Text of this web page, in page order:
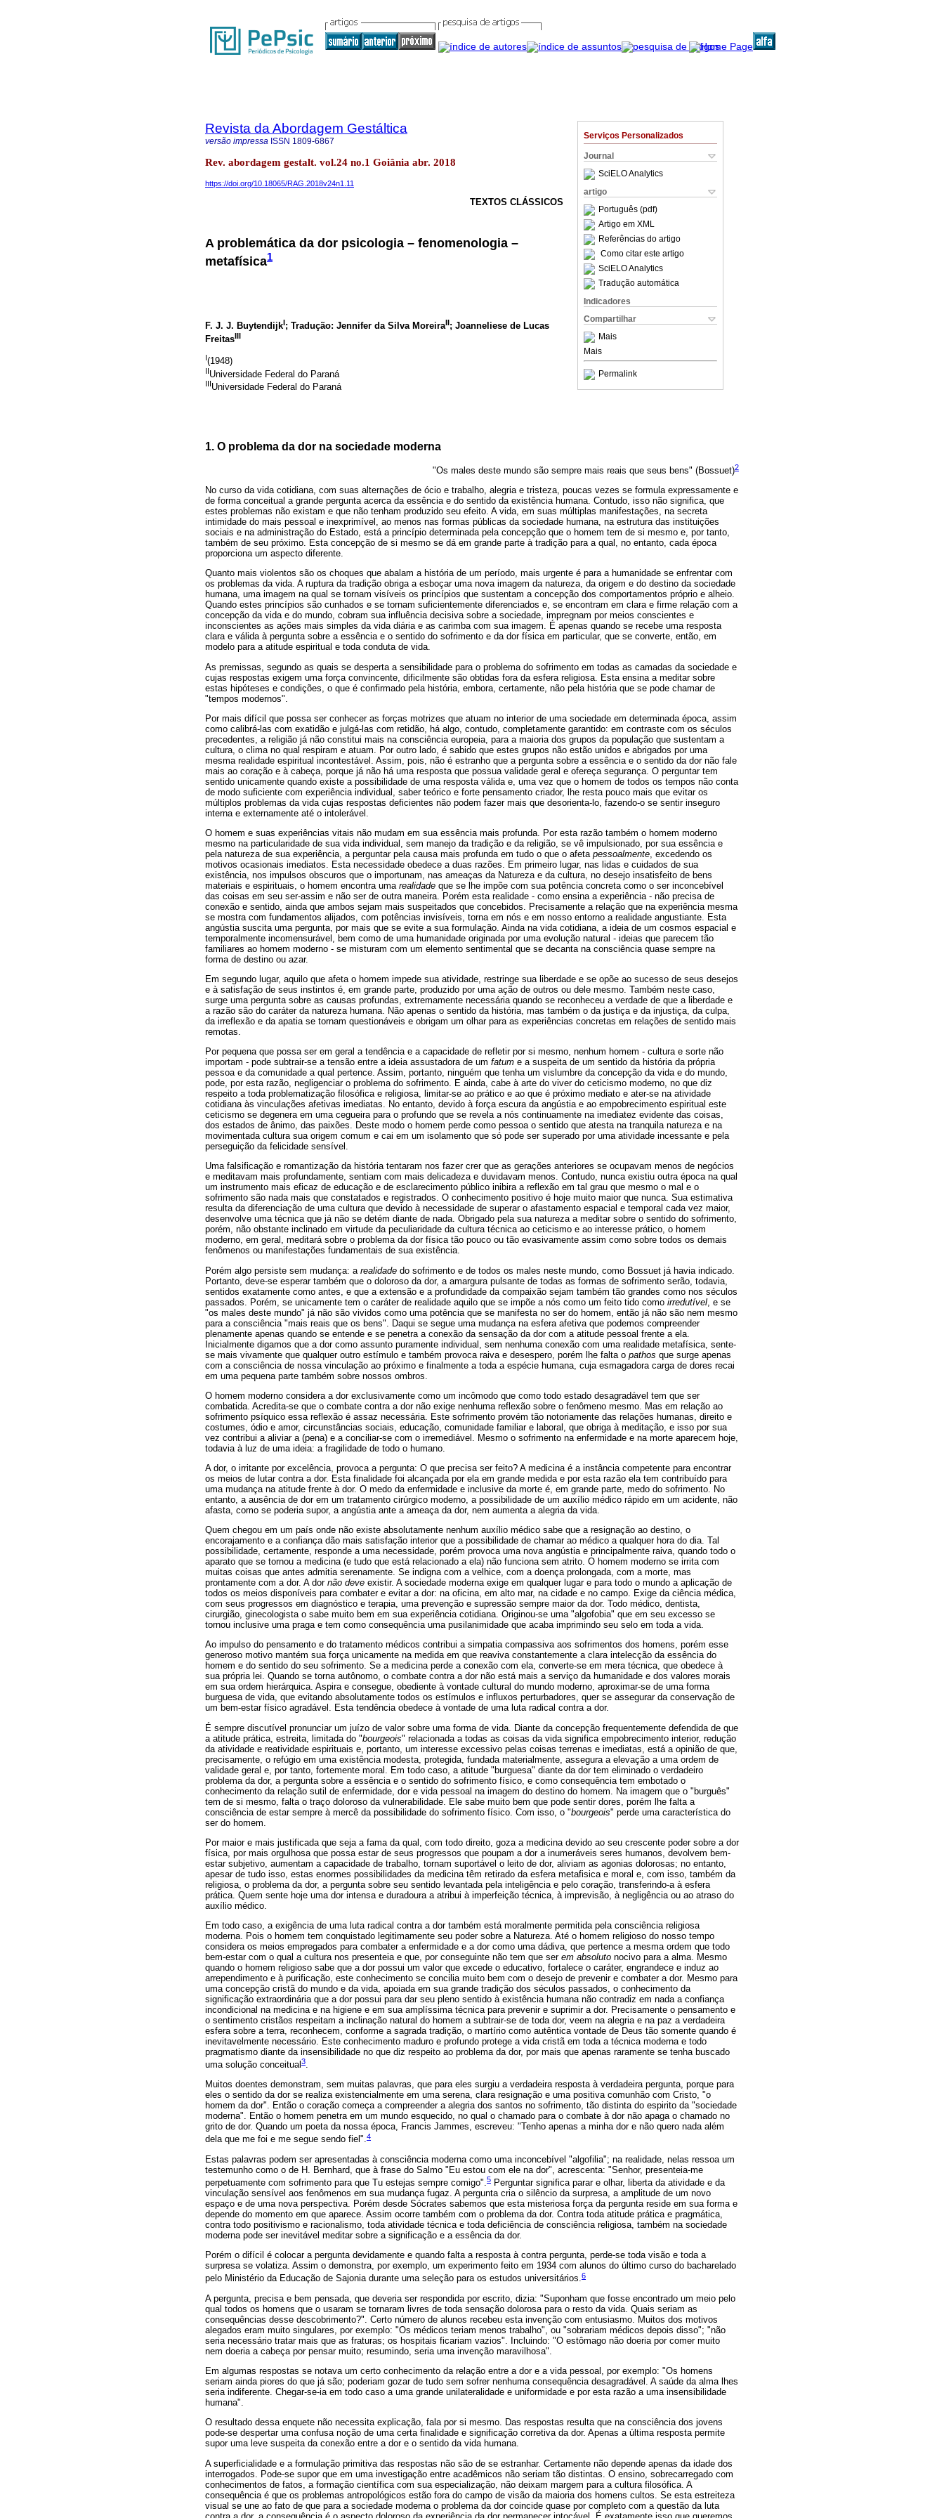
Serviços Personalizados
Journal
SciELO Analytics
artigo
Português (pdf)
Artigo em XML
Referências do artigo
Como citar este artigo
SciELO Analytics
Tradução automática
Indicadores
Compartilhar
Mais
Mais
Permalink
Revista da Abordagem Gestáltica
versão impressa ISSN 1809-6867
Rev. abordagem gestalt. vol.24 no.1 Goiânia abr. 2018
https://doi.org/10.18065/RAG.2018v24n1.11
TEXTOS CLÁSSICOS
A problemática da dor psicologia – fenomenologia –
metafísica1
F. J. J. BuytendijkI; Tradução: Jennifer da Silva MoreiraII; Joanneliese de Lucas
FreitasIII
I(1948)
IIUniversidade Federal do Paraná
IIIUniversidade Federal do Paraná
1. O problema da dor na sociedade moderna
"Os males deste mundo são sempre mais reais que seus bens" (Bossuet)2
No curso da vida cotidiana, com suas alternações de ócio e trabalho, alegria e tristeza, poucas vezes se formula expressamente e
de forma conceitual a grande pergunta acerca da essência e do sentido da existência humana. Contudo, isso não significa, que
estes problemas não existam e que não tenham produzido seu efeito. A vida, em suas múltiplas manifestações, na secreta
intimidade do mais pessoal e inexprimível, ao menos nas formas públicas da sociedade humana, na estrutura das instituições
sociais e na administração do Estado, está a princípio determinada pela concepção que o homem tem de si mesmo e, por tanto,
também de seu próximo. Esta concepção de si mesmo se dá em grande parte à tradição para a qual, no entanto, cada época
proporciona um aspecto diferente.
Quanto mais violentos são os choques que abalam a história de um período, mais urgente é para a humanidade se enfrentar com
os problemas da vida. A ruptura da tradição obriga a esboçar uma nova imagem da natureza, da origem e do destino da sociedade
humana, uma imagem na qual se tornam visíveis os princípios que sustentam a concepção dos comportamentos próprio e alheio.
Quando estes princípios são cunhados e se tornam suficientemente diferenciados e, se encontram em clara e firme relação com a
concepção da vida e do mundo, cobram sua influência decisiva sobre a sociedade, impregnam por meios conscientes e
inconscientes as ações mais simples da vida diária e as carimba com sua imagem. É apenas quando se recebe uma resposta
clara e válida à pergunta sobre a essência e o sentido do sofrimento e da dor física em particular, que se converte, então, em
modelo para a atitude espiritual e toda conduta de vida.
As premissas, segundo as quais se desperta a sensibilidade para o problema do sofrimento em todas as camadas da sociedade e
cujas respostas exigem uma força convincente, dificilmente são obtidas fora da esfera religiosa. Esta ensina a meditar sobre
estas hipóteses e condições, o que é confirmado pela história, embora, certamente, não pela história que se pode chamar de
"tempos modernos".
Por mais difícil que possa ser conhecer as forças motrizes que atuam no interior de uma sociedade em determinada época, assim
como calibrá-las com exatidão e julgá-las com retidão, há algo, contudo, completamente garantido: em contraste com os séculos
precedentes, a religião já não constitui mais na consciência europeia, para a maioria dos grupos da população que sustentam a
cultura, o clima no qual respiram e atuam. Por outro lado, é sabido que estes grupos não estão unidos e abrigados por uma
mesma realidade espiritual incontestável. Assim, pois, não é estranho que a pergunta sobre a essência e o sentido da dor não fale
mais ao coração e à cabeça, porque já não há uma resposta que possua validade geral e ofereça segurança. O perguntar tem
sentido unicamente quando existe a possibilidade de uma resposta válida e, uma vez que o homem de todos os tempos não conta
de modo suficiente com experiência individual, saber teórico e forte pensamento criador, lhe resta pouco mais que evitar os
múltiplos problemas da vida cujas respostas deficientes não podem fazer mais que desorienta-lo, fazendo-o se sentir inseguro
interna e externamente até o intolerável.
O homem e suas experiências vitais não mudam em sua essência mais profunda. Por esta razão também o homem moderno
mesmo na particularidade de sua vida individual, sem manejo da tradição e da religião, se vê impulsionado, por sua essência e
pela natureza de sua experiência, a perguntar pela causa mais profunda em tudo o que o afeta pessoalmente , excedendo os
motivos ocasionais imediatos. Esta necessidade obedece a duas razões. Em primeiro lugar, nas lidas e cuidados de sua
existência, nos impulsos obscuros que o importunam, nas ameaças da Natureza e da cultura, no desejo insatisfeito de bens
materiais e espirituais, o homem encontra uma realidade que se lhe impõe com sua potência concreta como o ser inconcebível
das coisas em seu ser-assim e não ser de outra maneira. Porém esta realidade - como ensina a experiência - não precisa de
conexão e sentido, ainda que ambos sejam mais suspeitados que concebidos. Precisamente a relação que na experiência mesma
se mostra com fundamentos alijados, com potências invisíveis, torna em nós e em nosso entorno a realidade angustiante. Esta
angústia suscita uma pergunta, por mais que se evite a sua formulação. Ainda na vida cotidiana, a ideia de um cosmos espacial e
temporalmente incomensurável, bem como de uma humanidade originada por uma evolução natural - ideias que parecem tão
familiares ao homem moderno - se misturam com um elemento sentimental que se decanta na consciência quase sempre na
forma de destino ou azar.
Em segundo lugar, aquilo que afeta o homem impede sua atividade, restringe sua liberdade e se opõe ao sucesso de seus desejos
e à satisfação de seus instintos é, em grande parte, produzido por uma ação de outros ou dele mesmo. Também neste caso,
surge uma pergunta sobre as causas profundas, extremamente necessária quando se reconheceu a verdade de que a liberdade e
a razão são do caráter da natureza humana. Não apenas o sentido da história, mas também o da justiça e da injustiça, da culpa,
da irreflexão e da apatia se tornam questionáveis e obrigam um olhar para as experiências concretas em relações de sentido mais
remotas.
Por pequena que possa ser em geral a tendência e a capacidade de refletir por si mesmo, nenhum homem - cultura e sorte não
importam - pode subtrair-se a tensão entre a ideia assustadora de um fatum e a suspeita de um sentido da história da própria
pessoa e da comunidade a qual pertence. Assim, portanto, ninguém que tenha um vislumbre da concepção da vida e do mundo,
pode, por esta razão, negligenciar o problema do sofrimento. E ainda, cabe à arte do viver do ceticismo moderno, no que diz
respeito a toda problematização filosófica e religiosa, limitar-se ao prático e ao que é próximo mediato e ater-se na atividade
cotidiana às vinculações afetivas imediatas. No entanto, devido à força escura da angústia e ao empobrecimento espiritual este
ceticismo se degenera em uma cegueira para o profundo que se revela a nós continuamente na imediatez evidente das coisas,
dos estados de ânimo, das paixões. Deste modo o homem perde como pessoa o sentido que atesta na tranquila natureza e na
movimentada cultura sua origem comum e cai em um isolamento que só pode ser superado por uma atividade incessante e pela
perseguição da felicidade sensível.
Uma falsificação e romantização da história tentaram nos fazer crer que as gerações anteriores se ocupavam menos de negócios
e meditavam mais profundamente, sentiam com mais delicadeza e duvidavam menos. Contudo, nunca existiu outra época na qual
um instrumento mais eficaz de educação e de esclarecimento público inibira a reflexão em tal grau que mesmo o mal e o
sofrimento são nada mais que constatados e registrados. O conhecimento positivo é hoje muito maior que nunca. Sua estimativa
resulta da diferenciação de uma cultura que devido à necessidade de superar o afastamento espacial e temporal cada vez maior,
desenvolve uma técnica que já não se detém diante de nada. Obrigado pela sua natureza a meditar sobre o sentido do sofrimento,
porém, não obstante inclinado em virtude da peculiaridade da cultura técnica ao ceticismo e ao interesse prático, o homem
moderno, em geral, meditará sobre o problema da dor física tão pouco ou tão evasivamente assim como sobre todos os demais
fenômenos ou manifestações fundamentais de sua existência.
Porém algo persiste sem mudança: a realidade do sofrimento e de todos os males neste mundo, como Bossuet já havia indicado.
Portanto, deve-se esperar também que o doloroso da dor, a amargura pulsante de todas as formas de sofrimento serão, todavia,
sentidos exatamente como antes, e que a extensão e a profundidade da compaixão sejam também tão grandes como nos séculos
passados. Porém, se unicamente tem o caráter de realidade aquilo que se impõe a nós como um feito tido como irredutível , e se
"os males deste mundo" já não são vividos como uma potência que se manifesta no ser do homem, então já não são nem mesmo
para a consciência "mais reais que os bens". Daqui se segue uma mudança na esfera afetiva que podemos compreender
plenamente apenas quando se entende e se penetra a conexão da sensação da dor com a atitude pessoal frente a ela.
Inicialmente digamos que a dor como assunto puramente individual, sem nenhuma conexão com uma realidade metafísica, sente-
se mais vivamente que qualquer outro estímulo e também provoca raiva e desespero, porém lhe falta o pathos que surge apenas
com a consciência de nossa vinculação ao próximo e finalmente a toda a espécie humana, cuja esmagadora carga de dores recai
em uma pequena parte também sobre nossos ombros.
O homem moderno considera a dor exclusivamente como um incômodo que como todo estado desagradável tem que ser
combatida. Acredita-se que o combate contra a dor não exige nenhuma reflexão sobre o fenômeno mesmo. Mas em relação ao
sofrimento psíquico essa reflexão é assaz necessária. Este sofrimento provém tão notoriamente das relações humanas, direito e
costumes, ódio e amor, circunstâncias sociais, educação, comunidade familiar e laboral, que obriga à meditação, e isso por sua
vez contribui a aliviar a (pena) e a conciliar-se com o irremediável. Mesmo o sofrimento na enfermidade e na morte aparecem hoje,
todavia à luz de uma ideia: a fragilidade de todo o humano.
A dor, o irritante por excelência, provoca a pergunta: O que precisa ser feito? A medicina é a instância competente para encontrar
os meios de lutar contra a dor. Esta finalidade foi alcançada por ela em grande medida e por esta razão ela tem contribuído para
uma mudança na atitude frente à dor. O medo da enfermidade e inclusive da morte é, em grande parte, medo do sofrimento. No
entanto, a ausência de dor em um tratamento cirúrgico moderno, a possibilidade de um auxílio médico rápido em um acidente, não
afasta, como se poderia supor, a angústia ante a ameaça da dor, nem aumenta a alegria da vida.
Quem chegou em um país onde não existe absolutamente nenhum auxílio médico sabe que a resignação ao destino, o
encorajamento e a confiança dão mais satisfação interior que a possibilidade de chamar ao médico a qualquer hora do dia. Tal
possibilidade, certamente, responde a uma necessidade, porém provoca uma nova angústia e principalmente raiva, quando todo o
aparato que se tornou a medicina (e tudo que está relacionado a ela) não funciona sem atrito. O homem moderno se irrita com
muitas coisas que antes admitia serenamente. Se indigna com a velhice, com a doença prolongada, com a morte, mas
prontamente com a dor. A dor não deve existir. A sociedade moderna exige em qualquer lugar e para todo o mundo a aplicação de
todos os meios disponíveis para combater e evitar a dor: na oficina, em alto mar, na cidade e no campo. Exige da ciência médica,
com seus progressos em diagnóstico e terapia, uma prevenção e supressão sempre maior da dor. Todo médico, dentista,
cirurgião, ginecologista o sabe muito bem em sua experiência cotidiana. Originou-se uma "algofobia" que em seu excesso se
tornou inclusive uma praga e tem como consequência uma pusilanimidade que acaba imprimindo seu selo em toda a vida.
Ao impulso do pensamento e do tratamento médicos contribui a simpatia compassiva aos sofrimentos dos homens, porém esse
generoso motivo mantém sua força unicamente na medida em que reaviva constantemente a clara intelecção da essência do
homem e do sentido do seu sofrimento. Se a medicina perde a conexão com ela, converte-se em mera técnica, que obedece à
sua própria lei. Quando se torna autônomo, o combate contra a dor não está mais a serviço da humanidade e dos valores morais
em sua ordem hierárquica. Aspira e consegue, obediente à vontade cultural do mundo moderno, aproximar-se de uma forma
burguesa de vida, que evitando absolutamente todos os estímulos e influxos perturbadores, quer se assegurar da conservação de
um bem-estar físico agradável. Esta tendência obedece à vontade de uma luta radical contra a dor.
É sempre discutível pronunciar um juízo de valor sobre uma forma de vida. Diante da concepção frequentemente defendida de que
a atitude prática, estreita, limitada do "bourgeois" relacionada a todas as coisas da vida significa empobrecimento interior, redução
da atividade e reatividade espirituais e, portanto, um interesse excessivo pelas coisas terrenas e imediatas, está a opinião de que,
precisamente, o refúgio em uma existência modesta, protegida, fundada materialmente, assegura a elevação a uma ordem de
validade geral e, por tanto, fortemente moral. Em todo caso, a atitude "burguesa" diante da dor tem eliminado o verdadeiro
problema da dor, a pergunta sobre a essência e o sentido do sofrimento físico, e como consequência tem embotado o
conhecimento da relação sutil de enfermidade, dor e vida pessoal na imagem do destino do homem. Na imagem que o "burguês"
tem de si mesmo, falta o traço doloroso da vulnerabilidade. Ele sabe muito bem que pode sentir dores, porém lhe falta a
consciência de estar sempre à mercê da possibilidade do sofrimento físico. Com isso, o "bourgeois" perde uma característica do
ser do homem.
Por maior e mais justificada que seja a fama da qual, com todo direito, goza a medicina devido ao seu crescente poder sobre a dor
física, por mais orgulhosa que possa estar de seus progressos que poupam a dor a inumeráveis seres humanos, devolvem bem-
estar subjetivo, aumentam a capacidade de trabalho, tornam suportável o leito de dor, aliviam as agonias dolorosas; no entanto,
apesar de tudo isso, estas enormes possibilidades da medicina têm retirado da esfera metafisica e moral e, com isso, também da
religiosa, o problema da dor, a pergunta sobre seu sentido levantada pela inteligência e pelo coração, transferindo-a à esfera
prática. Quem sente hoje uma dor intensa e duradoura a atribui à imperfeição técnica, à imprevisão, à negligência ou ao atraso do
auxílio médico.
Em todo caso, a exigência de uma luta radical contra a dor também está moralmente permitida pela consciência religiosa
moderna. Pois o homem tem conquistado legitimamente seu poder sobre a Natureza. Até o homem religioso do nosso tempo
considera os meios empregados para combater a enfermidade e a dor como uma dádiva, que pertence a mesma ordem que todo
bem-estar com o qual a cultura nos presenteia e que, por conseguinte não tem que ser em absoluto nocivo para a alma. Mesmo
quando o homem religioso sabe que a dor possui um valor que excede o educativo, fortalece o caráter, engrandece e induz ao
arrependimento e à purificação, este conhecimento se concilia muito bem com o desejo de prevenir e combater a dor. Mesmo para
uma concepção cristã do mundo e da vida, apoiada em sua grande tradição dos séculos passados, o conhecimento da
significação extraordinária que a dor possui para dar seu pleno sentido à existência humana não contradiz em nada a confiança
incondicional na medicina e na higiene e em sua amplíssima técnica para prevenir e suprimir a dor. Precisamente o pensamento e
o sentimento cristãos respeitam a inclinação natural do homem a subtrair-se de toda dor, veem na alegria e na paz a verdadeira
esfera sobre a terra, reconhecem, conforme a sagrada tradição, o martírio como autêntica vontade de Deus tão somente quando é
inevitavelmente necessário. Este conhecimento maduro e profundo protege a vida cristã em toda a técnica moderna e todo
pragmatismo diante da insensibilidade no que diz respeito ao problema da dor, por mais que apenas raramente se tenha buscado
uma solução conceitual3.
Muitos doentes demonstram, sem muitas palavras, que para eles surgiu a verdadeira resposta à verdadeira pergunta, porque para
eles o sentido da dor se realiza existencialmente em uma serena, clara resignação e uma positiva comunhão com Cristo, "o
homem da dor". Então o coração começa a compreender a alegria dos santos no sofrimento, tão distinta do espirito da "sociedade
moderna". Então o homem penetra em um mundo esquecido, no qual o chamado para o combate à dor não apaga o chamado no
grito de dor. Quando um poeta da nossa época, Francis Jammes, escreveu: "Tenho apenas a minha dor e não quero nada além
dela que me foi e me segue sendo fiel".4
Estas palavras podem ser apresentadas à consciência moderna como uma inconcebível "algofilia"; na realidade, nelas ressoa um
testemunho como o de H. Bernhard, que à frase do Salmo "Eu estou com ele na dor", acrescenta: "Senhor, presenteia-me
perpetuamente com sofrimento para que Tu estejas sempre comigo".5 Perguntar significa parar e olhar, liberta da atividade e da
vinculação sensível aos fenômenos em sua mudança fugaz. A pergunta cria o silêncio da surpresa, a amplitude de um novo
espaço e de uma nova perspectiva. Porém desde Sócrates sabemos que esta misteriosa força da pergunta reside em sua forma e
depende do momento em que aparece. Assim ocorre também com o problema da dor. Contra toda atitude prática e pragmática,
contra todo positivismo e racionalismo, toda atividade técnica e toda deficiência de consciência religiosa, também na sociedade
moderna pode ser inevitável meditar sobre a significação e a essência da dor.
Porém o difícil é colocar a pergunta devidamente e quando falta a resposta à contra pergunta, perde-se toda visão e toda a
surpresa se volatiza. Assim o demonstra, por exemplo, um experimento feito em 1934 com alunos do último curso do bacharelado
pelo Ministério da Educação de Sajonia durante uma seleção para os estudos universitários.6
A pergunta, precisa e bem pensada, que deveria ser respondida por escrito, dizia: "Suponham que fosse encontrado um meio pelo
qual todos os homens que o usaram se tornaram livres de toda sensação dolorosa para o resto da vida. Quais seriam as
consequências desse descobrimento?". Certo número de alunos recebeu esta invenção com entusiasmo. Muitos dos motivos
alegados eram muito singulares, por exemplo: "Os médicos teriam menos trabalho", ou "sobrariam médicos depois disso"; "não
seria necessário tratar mais que as fraturas; os hospitais ficariam vazios". Incluindo: "O estômago não doeria por comer muito
nem doeria a cabeça por pensar muito; resumindo, seria uma invenção maravilhosa".
Em algumas respostas se notava um certo conhecimento da relação entre a dor e a vida pessoal, por exemplo: "Os homens
seriam ainda piores do que já são; poderiam gozar de tudo sem sofrer nenhuma consequência desagradável. A saúde da alma lhes
seria indiferente. Chegar-se-ia em todo caso a uma grande unilateralidade e uniformidade e por esta razão a uma insensibilidade
humana".
O resultado dessa enquete não necessita explicação, fala por si mesmo. Das respostas resulta que na consciência dos jovens
pode-se despertar uma confusa noção de uma certa finalidade e significação corretiva da dor. Apenas a última resposta permite
supor uma leve suspeita da conexão entre a dor e o sentido da vida humana.
A superficialidade e a formulação primitiva das respostas não são de se estranhar. Certamente não depende apenas da idade dos
interrogados. Pode-se supor que em uma investigação entre acadêmicos não seriam tão distintas. O ensino, sobrecarregado com
conhecimentos de fatos, a formação científica com sua especialização, não deixam margem para a cultura filosófica. A
consequência é que os problemas antropológicos estão fora do campo de visão da maioria dos homens cultos. Se esta estreiteza
visual se une ao fato de que para a sociedade moderna o problema da dor coincide quase por completo com a questão da luta